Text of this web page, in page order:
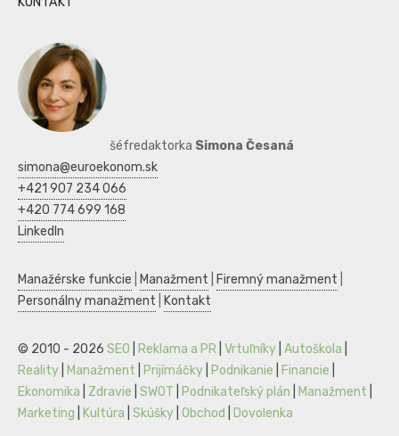
šéfredaktorka Simona Česaná
simona@euroekonom.sk
+421 907 234 066
+420 774 699 168
LinkedIn
Manažérske funkcie Manažment Firemný manažment
Personálny manažment
Kontakt
© 2010 - 2026 SEO Reklama a PR Vrtuľníky Autoškola
Reality
Manažment Prijímáčky Podnikanie Financie
Ekonomika
Zdravie SWOT Podnikateľský plán Manažment
Marketing
Kultúra Skúšky Obchod Dovolenka